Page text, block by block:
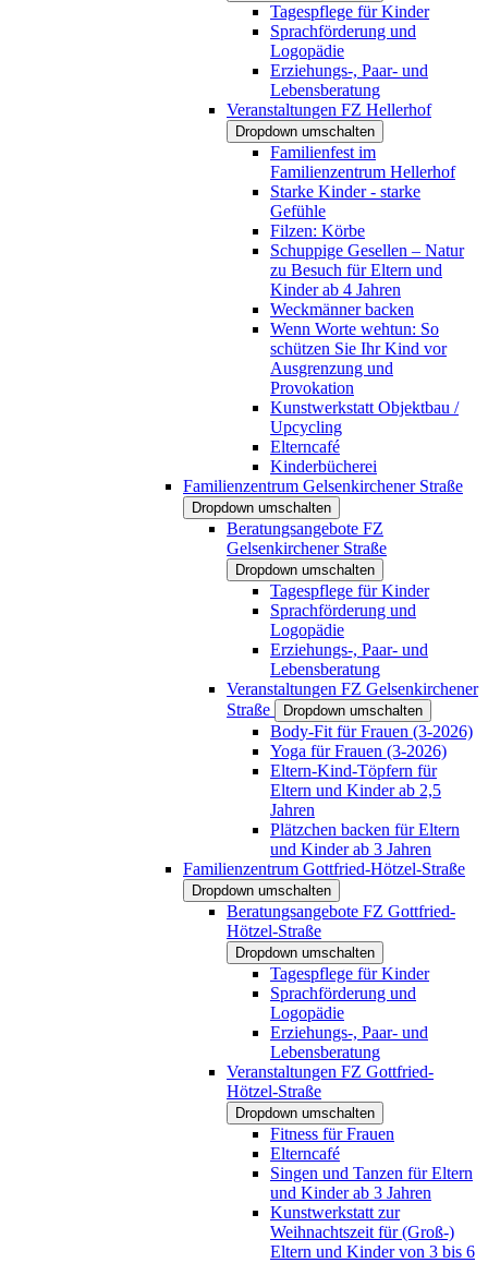
Tagespflege für Kinder
Sprachförderung und
Logopädie
Erziehungs-, Paar- und
Lebensberatung
Veranstaltungen FZ Hellerhof
Dropdown umschalten
Familienfest im
Familienzentrum Hellerhof
Starke Kinder - starke
Gefühle
Filzen: Körbe
Schuppige Gesellen – Natur
zu Besuch für Eltern und
Kinder ab 4 Jahren
Weckmänner backen
Wenn Worte wehtun: So
schützen Sie Ihr Kind vor
Ausgrenzung und
Provokation
Kunstwerkstatt Objektbau /
Upcycling
Elterncafé
Kinderbücherei
Familienzentrum Gelsenkirchener Straße
Dropdown umschalten
Beratungsangebote FZ
Gelsenkirchener Straße
Dropdown umschalten
Tagespflege für Kinder
Sprachförderung und
Logopädie
Erziehungs-, Paar- und
Lebensberatung
Veranstaltungen FZ Gelsenkirchener
Straße
Dropdown umschalten
Body-Fit für Frauen (3-2026)
Yoga für Frauen (3-2026)
Eltern-Kind-Töpfern für
Eltern und Kinder ab 2,5
Jahren
Plätzchen backen für Eltern
und Kinder ab 3 Jahren
Familienzentrum Gottfried-Hötzel-Straße
Dropdown umschalten
Beratungsangebote FZ Gottfried-
Hötzel-Straße
Dropdown umschalten
Tagespflege für Kinder
Sprachförderung und
Logopädie
Erziehungs-, Paar- und
Lebensberatung
Veranstaltungen FZ Gottfried-
Hötzel-Straße
Dropdown umschalten
Fitness für Frauen
Elterncafé
Singen und Tanzen für Eltern
und Kinder ab 3 Jahren
Kunstwerkstatt zur
Weihnachtszeit für (Groß-)
Eltern und Kinder von 3 bis 6